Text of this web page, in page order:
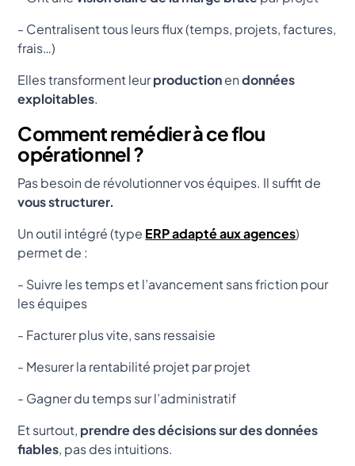
- Centralisent tous leurs flux (temps, projets, factures,
frais…)
Elles transforment leurproductionendonnées
exploitables.
Comment remédier à ce flou
opérationnel ?
Pas besoin de révolutionner vos équipes. Il suffit de
vous structurer.
Un outil intégré (type ERP adapté aux agences)
permet de :
- Suivre les temps et l’avancement sans friction pour
les équipes
- Facturer plus vite, sans ressaisie
- Mesurer la rentabilité projet par projet
- Gagner du temps sur l’administratif
Et surtout, prendre des décisions sur des données
fiables, pas des intuitions.